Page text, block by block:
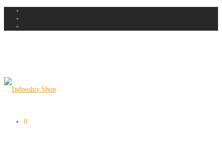
0